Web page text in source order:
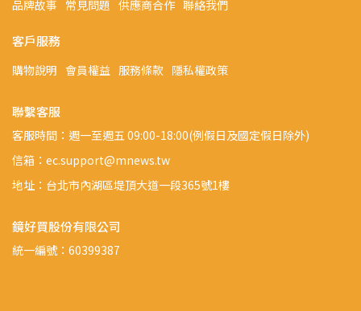
品牌故事 常見問題 供應商合作 聯絡我們
客戶服務
購物說明 會員權益 服務條款 隱私權政策
聯繫客服
客服時間：週一至週五 09:00-18:00(例假日及國定假日除外)
信箱：ec.support@mnews.tw
地址：台北市內湖區堤頂大道一段365號1樓
鏡好買股份有限公司
統一編號：60399387